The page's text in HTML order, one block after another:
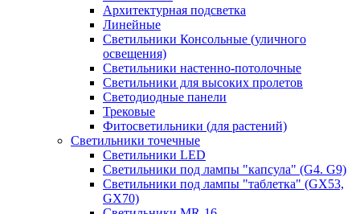
Архитектурная подсветка
Линейные
Светильники Консольные (уличного
освещения)
Светильники настенно-потолочные
Светильники для высоких пролетов
Светодиодные панели
Трековые
Фитосветильники (для растений)
Светильники точечные
Светильники LED
Светильники под лампы "капсула" (G4. G9)
Светильники под лампы "таблетка" (GX53,
GX70)